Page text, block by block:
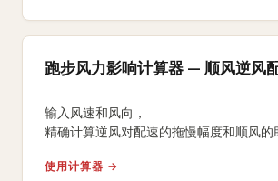
跑步风力影响计算器 — 顺风逆风
输入风速和风向，
精确计算逆风对配速的拖慢幅度和顺风的
使用计算器 →